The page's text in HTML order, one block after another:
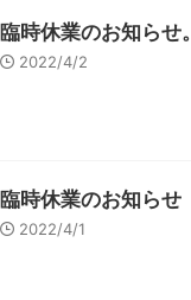
臨時休業のお知らせ。
2022/4/2
臨時休業のお知らせ
2022/4/1